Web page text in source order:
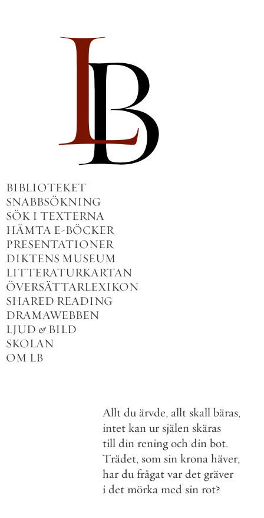
BIBLIOTEKET
SNABBSÖKNING
SÖK I TEXTERNA
HÄMTA E-BÖCKER
PRESENTATIONER
DIKTENS MUSEUM
LITTERATURKARTAN
ÖVERSÄTTARLEXIKON
SHARED READING
DRAMAWEBBEN
LJUD & BILD
SKOLAN
OM LB
Allt du ärvde, allt skall bäras,
intet kan ur själen skäras
till din rening och din bot.
Trädet, som sin krona häver,
har du frågat var det gräver
i det mörka med sin rot?